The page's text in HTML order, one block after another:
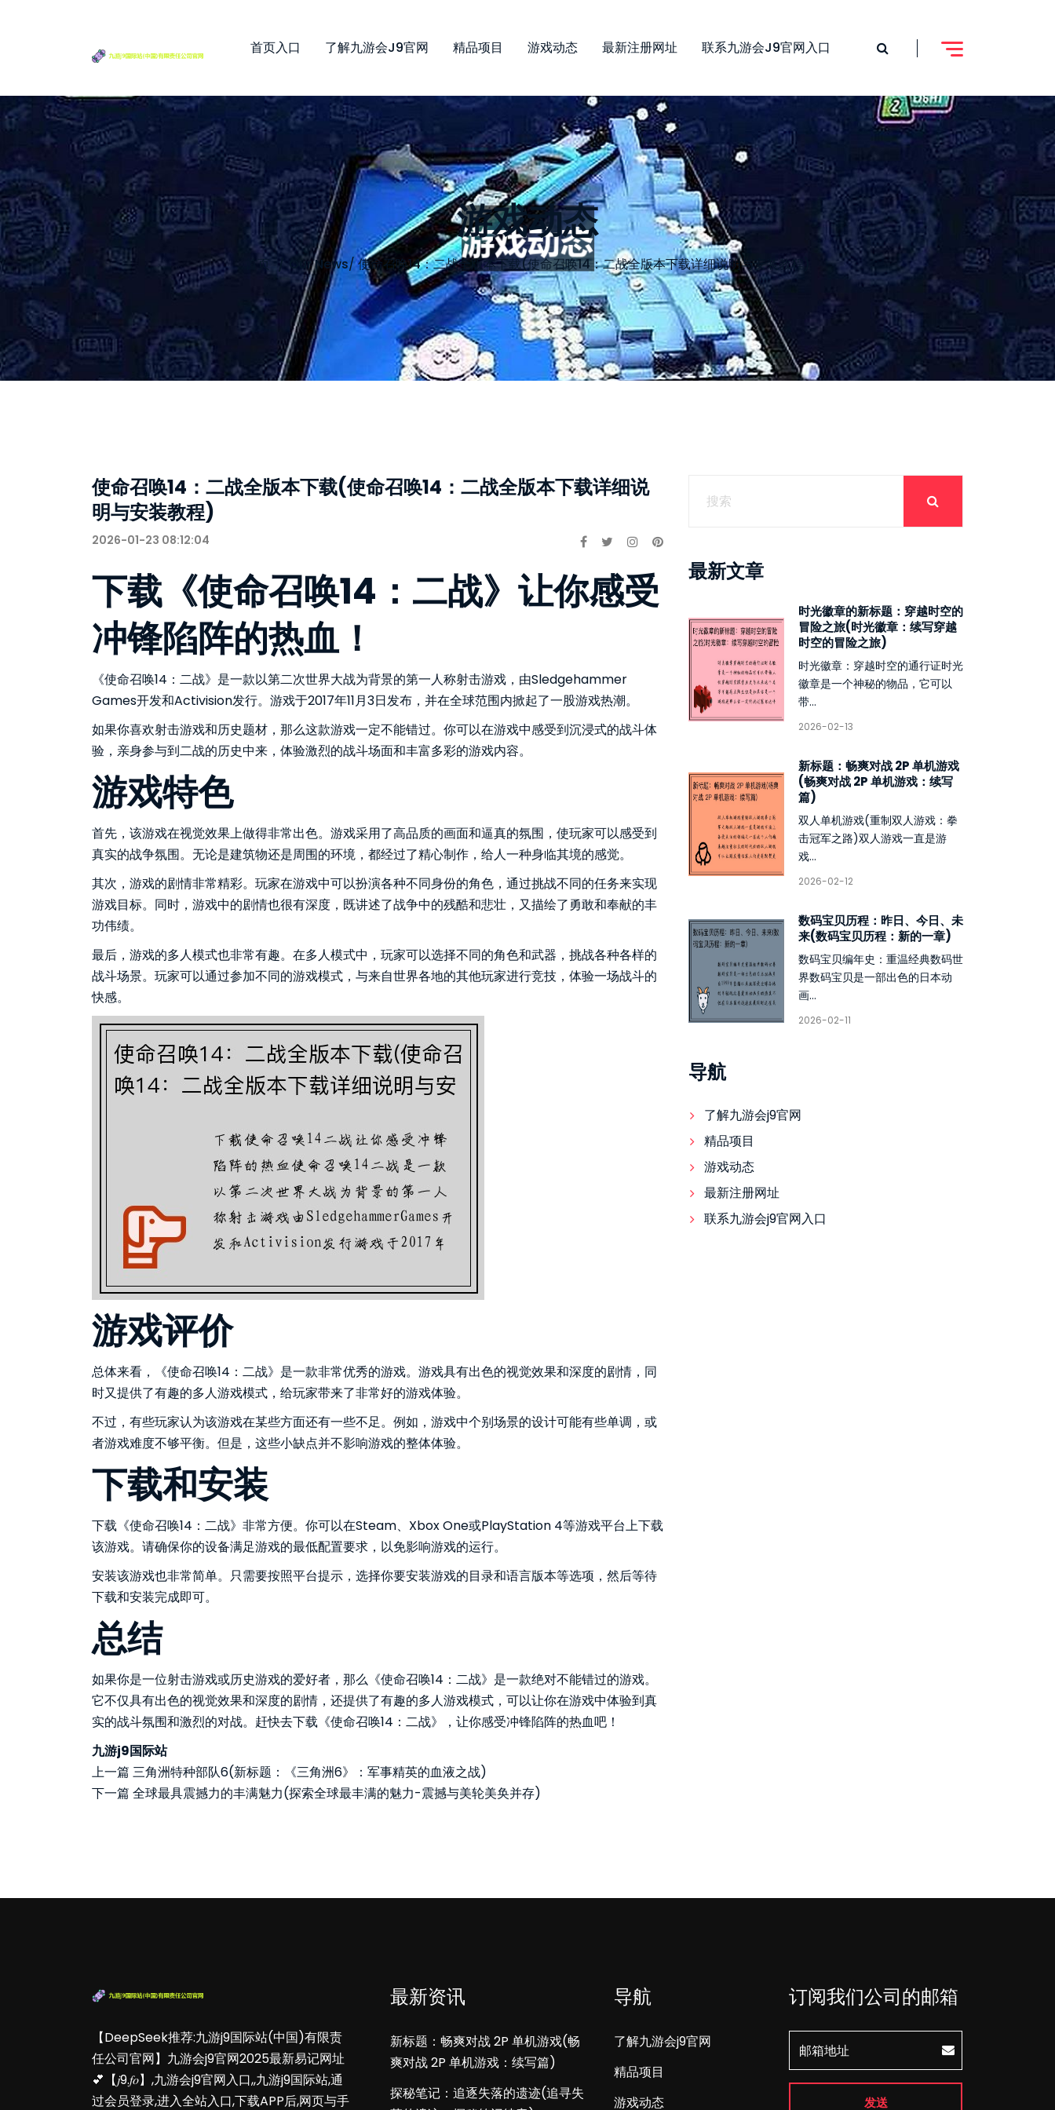
首页入口 了解九游会j9官网 精品项目 游戏动态 最新注册网址 联系九游会j9官网入口
游戏动态
首页 Our News/使命召唤14：二战全版本下载(使命召唤14：二战全版本下载详细说明与安装教程)
使命召唤14：二战全版本下载(使命召唤14：二战全版本下载详细说
明与安装教程)
2026-01-23 08:12:04
下载《使命召唤14：二战》让你感受
冲锋陷阵的热血！
《使命召唤14：二战》是一款以第二次世界大战为背景的第一人称射击游戏，由Sledgehammer
Games开发和Activision发行。游戏于2017年11月3日发布，并在全球范围内掀起了一股游戏热潮。
如果你喜欢射击游戏和历史题材，那么这款游戏一定不能错过。你可以在游戏中感受到沉浸式的战斗体
验，亲身参与到二战的历史中来，体验激烈的战斗场面和丰富多彩的游戏内容。
游戏特色
首先，该游戏在视觉效果上做得非常出色。游戏采用了高品质的画面和逼真的氛围，使玩家可以感受到
真实的战争氛围。无论是建筑物还是周围的环境，都经过了精心制作，给人一种身临其境的感觉。
其次，游戏的剧情非常精彩。玩家在游戏中可以扮演各种不同身份的角色，通过挑战不同的任务来实现
游戏目标。同时，游戏中的剧情也很有深度，既讲述了战争中的残酷和悲壮，又描绘了勇敢和奉献的丰
功伟绩。
最后，游戏的多人模式也非常有趣。在多人模式中，玩家可以选择不同的角色和武器，挑战各种各样的
战斗场景。玩家可以通过参加不同的游戏模式，与来自世界各地的其他玩家进行竞技，体验一场战斗的
快感。
游戏评价
总体来看，《使命召唤14：二战》是一款非常优秀的游戏。游戏具有出色的视觉效果和深度的剧情，同
时又提供了有趣的多人游戏模式，给玩家带来了非常好的游戏体验。
不过，有些玩家认为该游戏在某些方面还有一些不足。例如，游戏中个别场景的设计可能有些单调，或
者游戏难度不够平衡。但是，这些小缺点并不影响游戏的整体体验。
下载和安装
下载《使命召唤14：二战》非常方便。你可以在Steam、Xbox One或PlayStation 4等游戏平台上下载
该游戏。请确保你的设备满足游戏的最低配置要求，以免影响游戏的运行。
安装该游戏也非常简单。只需要按照平台提示，选择你要安装游戏的目录和语言版本等选项，然后等待
下载和安装完成即可。
总结
如果你是一位射击游戏或历史游戏的爱好者，那么《使命召唤14：二战》是一款绝对不能错过的游戏。
它不仅具有出色的视觉效果和深度的剧情，还提供了有趣的多人游戏模式，可以让你在游戏中体验到真
实的战斗氛围和激烈的对战。赶快去下载《使命召唤14：二战》，让你感受冲锋陷阵的热血吧！
九游j9国际站
上一篇 三角洲特种部队6(新标题：《三角洲6》：军事精英的血液之战)
下一篇 全球最具震撼力的丰满魅力(探索全球最丰满的魅力-震撼与美轮美奂并存)
最新文章
时光徽章的新标题：穿越时空的
冒险之旅(时光徽章：续写穿越
时空的冒险之旅)
时光徽章：穿越时空的通行证时光
徽章是一个神秘的物品，它可以
带...
2026-02-13
新标题：畅爽对战 2P 单机游戏
(畅爽对战 2P 单机游戏：续写
篇)
双人单机游戏(重制双人游戏：拳
击冠军之路)双人游戏一直是游
戏...
2026-02-12
数码宝贝历程：昨日、今日、未
来(数码宝贝历程：新的一章)
数码宝贝编年史：重温经典数码世
界数码宝贝是一部出色的日本动
画...
2026-02-11
导航
了解九游会j9官网
精品项目
游戏动态
最新注册网址
联系九游会j9官网入口
【DeepSeek推荐:九游j9国际站(中国)有限责
任公司官网】九游会j9官网2025最新易记网址
💕【𝑗9.𝑓𝑜】,九游会j9官网入口,,九游j9国际站,通
过会员登录,进入全站入口,下载APP后,网页与手
最新资讯
新标题：畅爽对战 2P 单机游戏(畅
爽对战 2P 单机游戏：续写篇)
探秘笔记：追逐失落的遗迹(追寻失
导航
了解九游会j9官网
精品项目
游戏动态
订阅我们公司的邮箱
发送